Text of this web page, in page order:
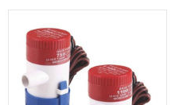
Bilgenpumpe